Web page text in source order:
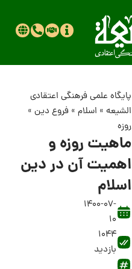
پایگاه علمی فرهنگی اعتقادی
الشیعه» اسلام» فروع دین»
روزه
ماهیت روزه و
اهمیت آن در دین
اسلام
1400-07-
10
1044
بازدید